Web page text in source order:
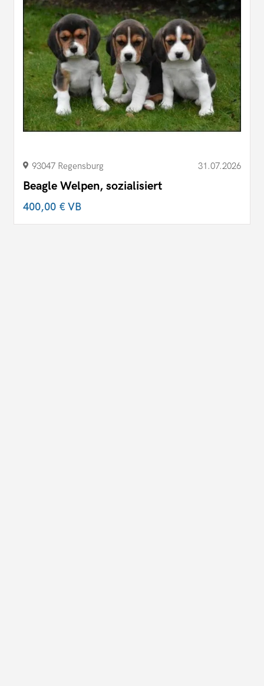
93047 Regensburg 31.07.2026
Beagle Welpen, sozialisiert
400,00 €VB